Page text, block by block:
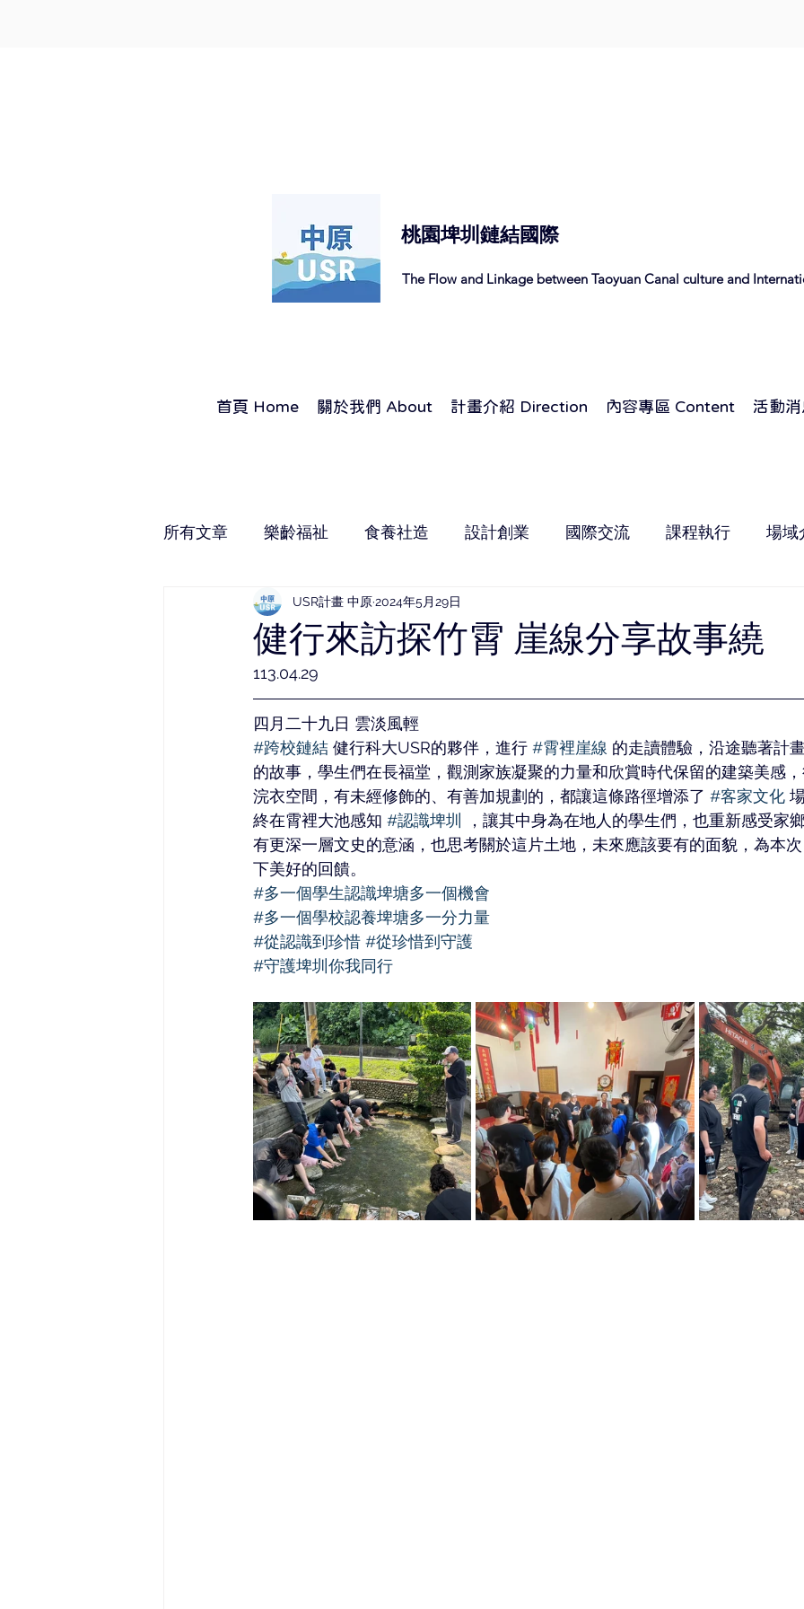
首頁 Home 關於我們 About 計畫介紹 Direction 內容專區 Content 活動
桃園埤圳 鏈結國際
The Flow and Linkage between Taoyuan Canal culture and
所有文章 樂齡福祉 食養社造 設計創業 國際交流 課程執行 場域
健行來訪探竹霄 崖線分享故事繞
USR計畫 中原2024年5月29日
113.04.29
四月二十九日 雲淡風輕
#跨校鏈結 健行科大USR的夥伴，進行 #霄裡崖線 的走讀體驗，沿途聽著計
的故事，學生們在長福堂，觀測家族凝聚的力量和欣賞時代保留的建築美感
浣衣空間，有未經修飾的、有善加規劃的，都讓這條路徑增添了 #客家文化
終在霄裡大池感知 #認識埤圳
，讓其中身為在地人的學生們，也重新感受家
有更深一層文史的意涵，也思考關於這片土地，未來應該要有的面貌，為本
下美好的回饋。
#多一個學生認識埤塘多一個機會
#多一個學校認養埤塘多一分力量
#從認識到珍惜 #從珍惜到守護
#守護埤圳你我同行